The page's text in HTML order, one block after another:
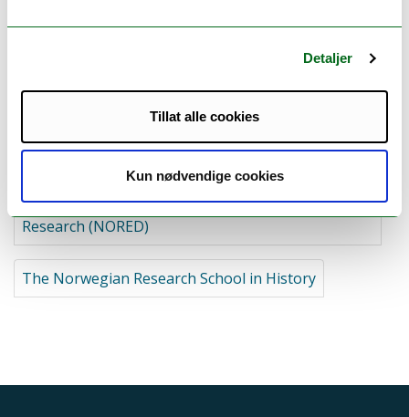
Detaljer
Tillat alle cookies
Kun nødvendige cookies
T:
lyd, rom
The Nordic Graduate School of Educational
Research (NORED)
The Norwegian Research School in History